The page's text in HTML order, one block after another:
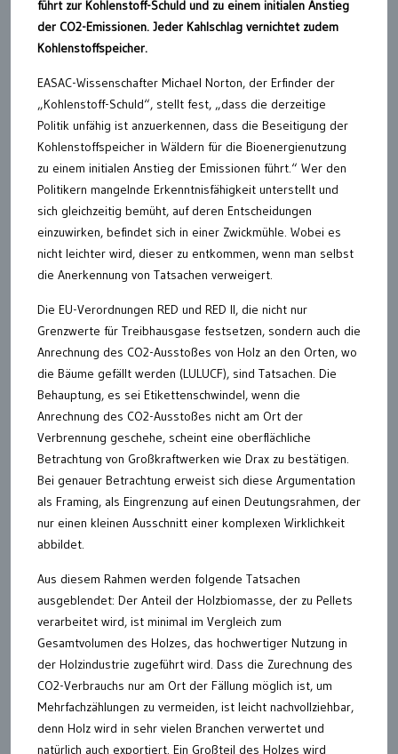
führt zur Kohlenstoff-Schuld und zu einem initialen Anstieg
der CO2-Emissionen. Jeder Kahlschlag vernichtet zudem
Kohlenstoffspeicher.
EASAC-Wissenschafter Michael Norton, der Erfinder der
„Kohlenstoff-Schuld“, stellt fest, „dass die derzeitige
Politik unfähig ist anzuerkennen, dass die Beseitigung der
Kohlenstoffspeicher in Wäldern für die Bioenergienutzung
zu einem initialen Anstieg der Emissionen führt.“ Wer den
Politikern mangelnde Erkenntnisfähigkeit unterstellt und
sich gleichzeitig bemüht, auf deren Entscheidungen
einzuwirken, befindet sich in einer Zwickmühle. Wobei es
nicht leichter wird, dieser zu entkommen, wenn man selbst
die Anerkennung von Tatsachen verweigert.
Die EU-Verordnungen RED und RED II, die nicht nur
Grenzwerte für Treibhausgase festsetzen, sondern auch die
Anrechnung des CO2-Ausstoßes von Holz an den Orten, wo
die Bäume gefällt werden (LULUCF), sind Tatsachen. Die
Behauptung, es sei Etikettenschwindel, wenn die
Anrechnung des CO2-Ausstoßes nicht am Ort der
Verbrennung geschehe, scheint eine oberflächliche
Betrachtung von Großkraftwerken wie Drax zu bestätigen.
Bei genauer Betrachtung erweist sich diese Argumentation
als Framing, als Eingrenzung auf einen Deutungsrahmen, der
nur einen kleinen Ausschnitt einer komplexen Wirklichkeit
abbildet.
Aus diesem Rahmen werden folgende Tatsachen
ausgeblendet: Der Anteil der Holzbiomasse, der zu Pellets
verarbeitet wird, ist minimal im Vergleich zum
Gesamtvolumen des Holzes, das hochwertiger Nutzung in
der Holzindustrie zugeführt wird. Dass die Zurechnung des
CO2-Verbrauchs nur am Ort der Fällung möglich ist, um
Mehrfachzählungen zu vermeiden, ist leicht nachvollziehbar,
denn Holz wird in sehr vielen Branchen verwertet und
natürlich auch exportiert. Ein Großteil des Holzes wird